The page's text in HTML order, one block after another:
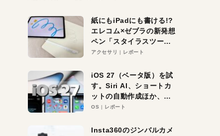
紙にもiPadにも書ける!?
エレコム×ゼブラの新発想
ペン「スタイラスツーウ
ェイ」レビュー。持ち替
アクセサリ レポート
iOS 27（ベータ版）を試
す。Siri AI、ショートカ
ットの自動作成ほか、期
待大の便利機能5選。
る未来はすぐそこ！
OS レポート
Insta360のジンバルカメ